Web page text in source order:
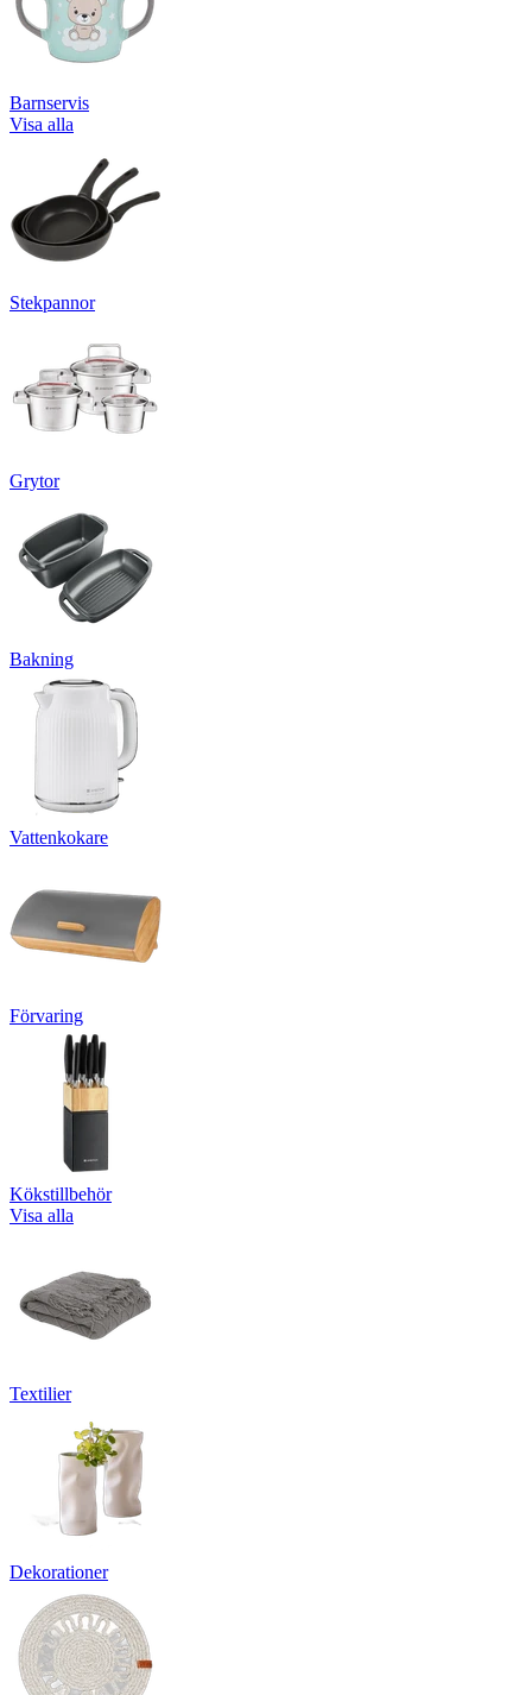
Barnservis
Visa alla
Stekpannor
Grytor
Bakning
Vattenkokare
Förvaring
Kökstillbehör
Visa alla
Textilier
Dekorationer